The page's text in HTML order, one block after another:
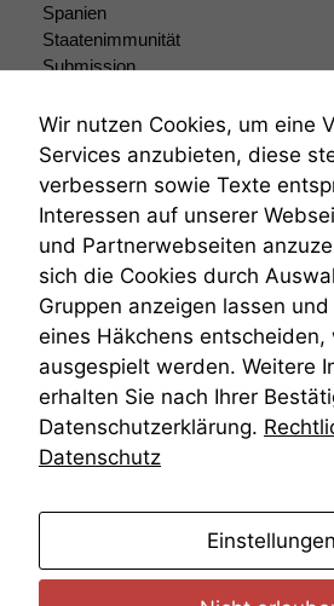
Spanien
Staatenimmunität
Submission
Teilungsklage
Venezuela
VRK
Wiederherstellungsanordnung
Zivilprozessordnung
ZPO
Zustellfiktion
Zuständigkeit
Öffentliches Personalrecht
Öffentlichkeitsprinzip
Wir nutzen Cookies, um eine
Services anzubieten, diese
verbessern sowie Texte
Interessen auf unserer
und Partnerwebseiten
sich die Cookies durch
Gruppen anzeigen lassen
eines Häkchens entscheiden,
ausgespielt werden. Weitere
erhalten Sie nach Ihrer
Datenschutzerklärung.
Datenschutz
Einstellungen